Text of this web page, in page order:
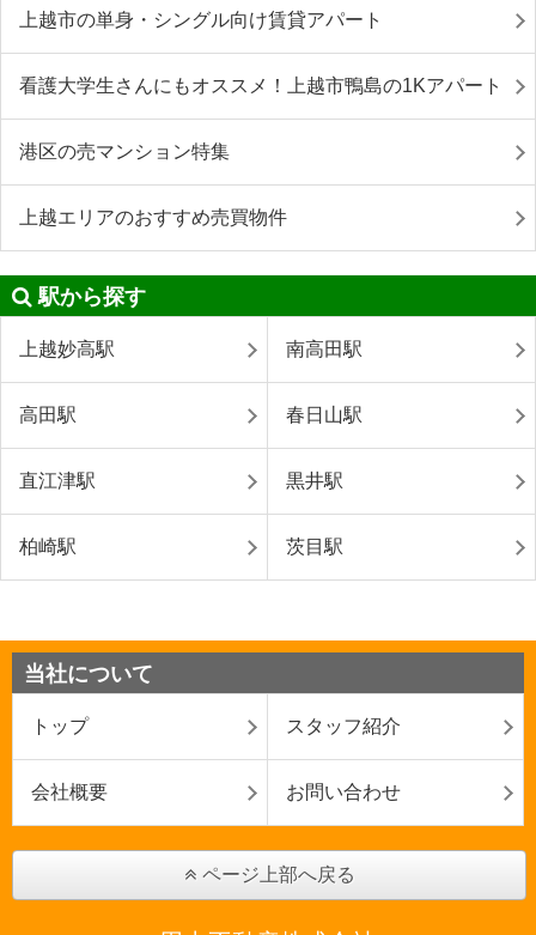
上越市の単身・シングル向け賃貸アパート
看護大学生さんにもオススメ！上越市鴨島の1Kアパート
港区の売マンション特集
上越エリアのおすすめ売買物件
駅から探す
上越妙高駅 南高田駅
高田駅 春日山駅
直江津駅 黒井駅
柏崎駅 茨目駅
当社について
トップ スタッフ紹介
会社概要 お問い合わせ
ページ上部へ戻る